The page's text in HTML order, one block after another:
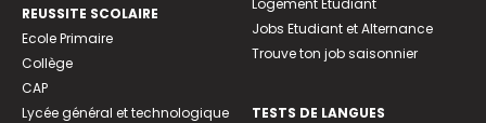
REUSSITE SCOLAIRE
Ecole Primaire
Collège
CAP
Lycée général et technologique
Jobs Etudiant et Alternance
Trouve ton job saisonnier
TESTS DE LANGUES